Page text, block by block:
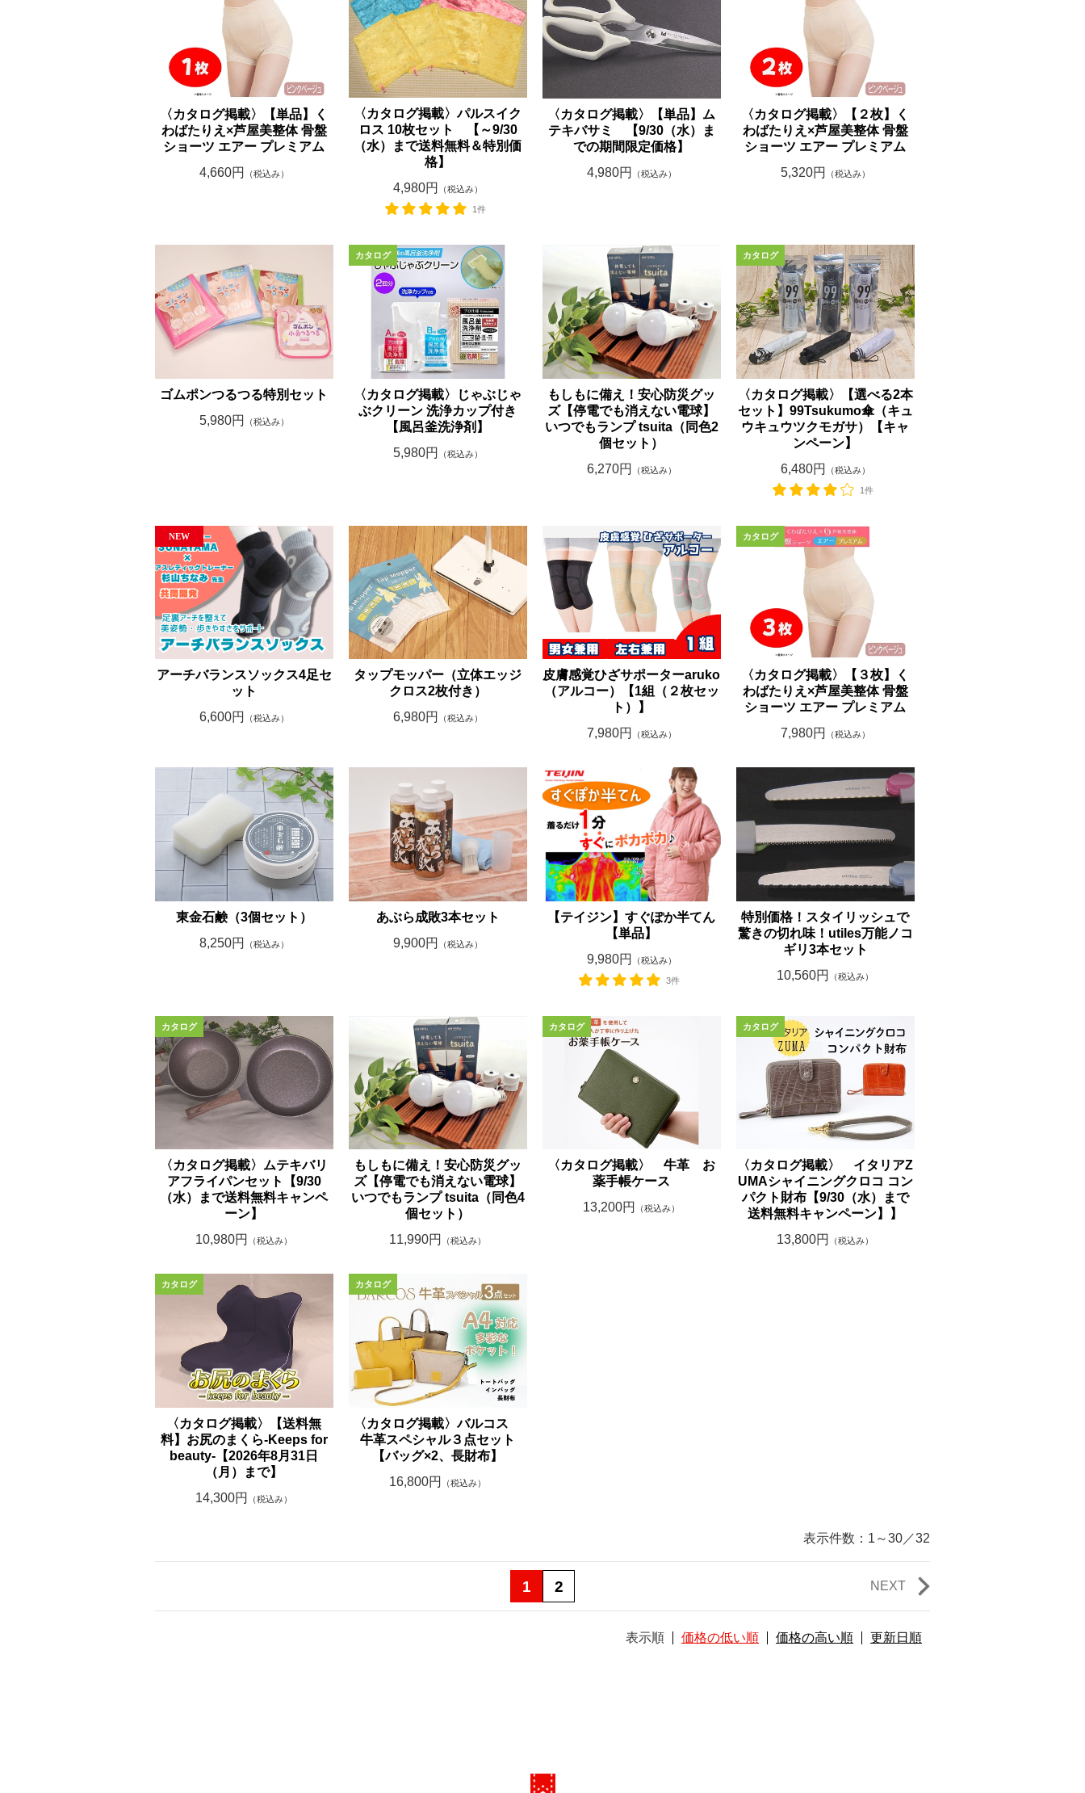
〈カタログ掲載〉【単品】く
わばたりえ×芦屋美整体 骨盤
ショーツ エアー プレミアム
4,660円
（税込み）
〈カタログ掲載〉パルスイク
ロス 10枚セット 【～9/30
（水）まで送料無料＆特別価
格】
4,980円
（税込み）
1件
〈カタログ掲載〉【単品】ム
テキバサミ 【9/30（水）ま
での期間限定価格】
4,980円
（税込み）
〈カタログ掲載〉【２枚】く
わばたりえ×芦屋美整体 骨盤
ショーツ エアー プレミアム
5,320円
（税込み）
ゴムポンつるつる特別セット
5,980円
（税込み）
〈カタログ掲載〉じゃぶじゃ
ぶクリーン 洗浄カップ付き
【風呂釜洗浄剤】
5,980円
（税込み）
もしもに備え！安心防災グッ
ズ【停電でも消えない電球】
いつでもランプ tsuita（同色2
個セット）
6,270円
（税込み）
〈カタログ掲載〉【選べる2本
セット】99Tsukumo傘（キュ
ウキュウツクモガサ）【キャ
ンペーン】
6,480円
（税込み）
1件
アーチバランスソックス4足セ
ット
6,600円
（税込み）
タップモッパー（立体エッジ
クロス2枚付き）
6,980円
（税込み）
皮膚感覚ひざサポーターaruko
（アルコー）【1組（２枚セッ
ト）】
7,980円
（税込み）
〈カタログ掲載〉【３枚】く
わばたりえ×芦屋美整体 骨盤
ショーツ エアー プレミアム
7,980円
（税込み）
東金石鹸（3個セット）
8,250円
（税込み）
あぶら成敗3本セット
9,900円
（税込み）
【テイジン】すぐぽか半てん
【単品】
9,980円
（税込み）
3件
特別価格！スタイリッシュで
驚きの切れ味！utiles万能ノコ
ギリ3本セット
10,560円
（税込み）
〈カタログ掲載〉ムテキバリ
アフライパンセット【9/30
（水）まで送料無料キャンペ
ーン】
10,980円
（税込み）
もしもに備え！安心防災グッ
ズ【停電でも消えない電球】
いつでもランプ tsuita（同色4
個セット）
11,990円
（税込み）
〈カタログ掲載〉 牛革 お
薬手帳ケース
13,200円
（税込み）
〈カタログ掲載〉 イタリアZ
UMAシャイニングクロコ コン
パクト財布【9/30（水）まで
送料無料キャンペーン】】
13,800円
（税込み）
〈カタログ掲載〉【送料無
料】お尻のまくら-Keeps for
beauty-【2026年8月31日
（月）まで】
14,300円
（税込み）
〈カタログ掲載〉バルコス
牛革スペシャル３点セット
【バッグ×2、長財布】
16,800円
（税込み）
表示件数： 1～30 ／32
1 2 NEXT
表示順 価格の低い順 価格の高い順 更新日順